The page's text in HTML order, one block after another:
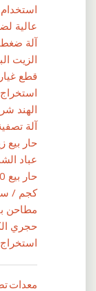
عالية
آلة
الزيت
قطع
الهند
آلة
حار بيع
عباد
كجم /
مطاحن
حجري
معدات